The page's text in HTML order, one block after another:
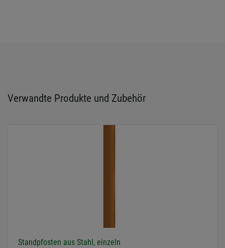
Verwandte Produkte und Zubehör
Standpfosten aus Stahl, einzeln